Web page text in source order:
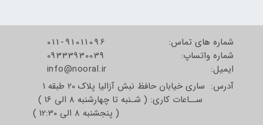
شماره های تماس:
شماره واتساپ:
​​​​​​​ایمیل:
011-91011096
09333930039
info@nooral.ir
آدرس: ساری خیابان حافظ نبش آزالیا پلاک 20 طبقه 1
ســاعات کاری: ( شـنبه تا چهارشنبه 8 الی 16 )
( پنجشنبه 8 الی 12:30 )